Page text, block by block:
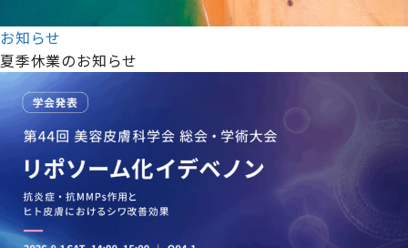
お知らせ
夏季休業のお知らせ